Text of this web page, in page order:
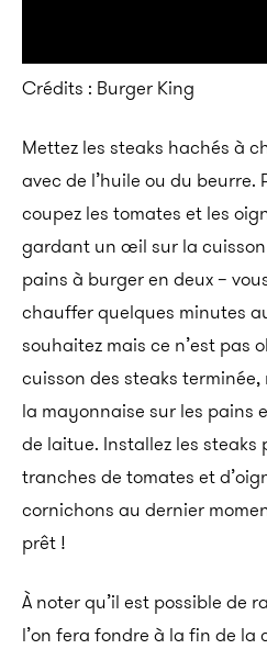
Crédits : Burger King
Mettez les steaks hachés à
avec de l’huile ou du beurre.
coupez les tomates et les
gardant un œil sur la cuisson
pains à burger en deux –
chauffer quelques minutes
souhaitez mais ce n’est pas
cuisson des steaks
la mayonnaise sur les pains
de laitue. Installez les steaks
tranches de tomates et
cornichons au dernier
prêt !
À noter qu’il est possible de
l’on fera fondre à la fin de